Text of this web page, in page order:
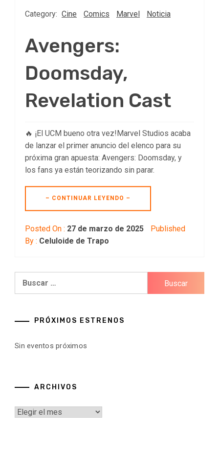
Category: Cine Comics Marvel Noticia
Avengers:
Doomsday,
Revelation Cast
🔥 ¡El UCM bueno otra vez!Marvel Studios acaba
de lanzar el primer anuncio del elenco para su
próxima gran apuesta: Avengers: Doomsday, y
los fans ya están teorizando sin parar.
– CONTINUAR LEYENDO –
Posted On : 27 de marzo de 2025
Published
By : Celuloide de Trapo
PRÓXIMOS ESTRENOS
Sin eventos próximos
ARCHIVOS
Archivos